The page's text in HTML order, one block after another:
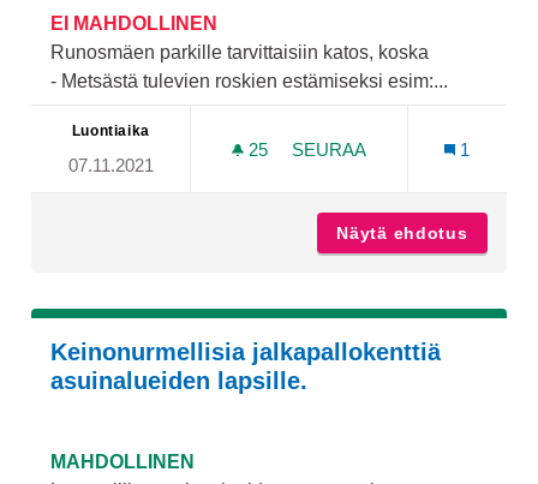
EI MAHDOLLINEN
Runosmäen parkille tarvittaisiin katos, koska
- Metsästä tulevien roskien estämiseksi esim:...
Luontiaika
07.11.2021
25 25 SEURAAJAA
SEURAA
1
Näytä ehdotus
Keinonurmellisia jalkapallokenttiä
asuinalueiden lapsille.
MAHDOLLINEN